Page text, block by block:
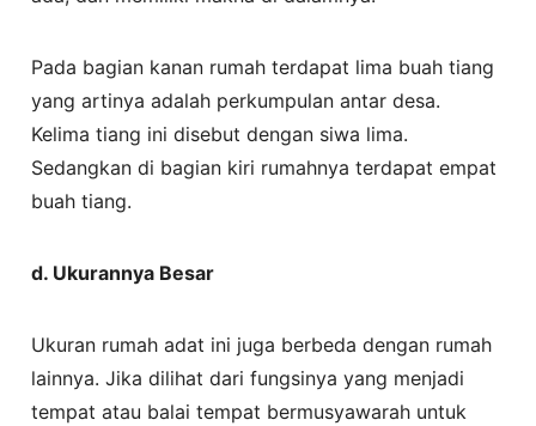
Pada bagian kanan rumah terdapat lima buah tiang
yang artinya adalah perkumpulan antar desa.
Kelima tiang ini disebut dengan siwa lima.
Sedangkan di bagian kiri rumahnya terdapat empat
buah tiang.
d. Ukurannya Besar
Ukuran rumah adat ini juga berbeda dengan rumah
lainnya. Jika dilihat dari fungsinya yang menjadi
tempat atau balai tempat bermusyawarah untuk